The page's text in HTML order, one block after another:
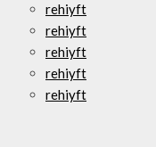
rehiyft
rehiyft
rehiyft
rehiyft
rehiyft